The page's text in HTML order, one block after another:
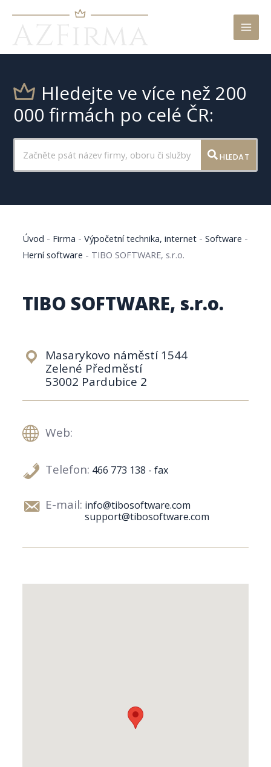
Hledejte ve více než 200
000 firmách po celé ČR:
HLEDAT
Úvod - Firma -Výpočetní technika, internet -Software -
Herní software - TIBO SOFTWARE, s.r.o.
TIBO SOFTWARE, s.r.o.
Masarykovo náměstí 1544
Zelené Předměstí
53002 Pardubice 2
Web:
Telefon: 466 773 138 - fax
E-mail: info@tibosoftware.com
support@tibosoftware.com